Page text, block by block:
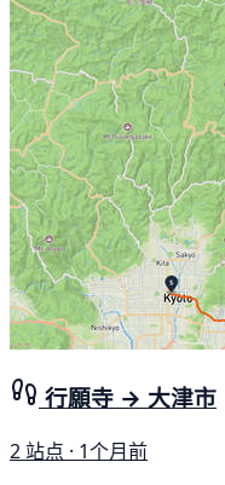
行願寺 → 大津市
2 站点 · 1个月前